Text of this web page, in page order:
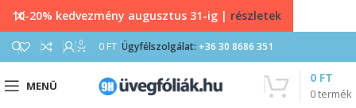
0 0 FT Ügyfélszolgálat: +36 30 8686 351
MENÜ
0termék
0 FT
10-20% kedvezmény augusztus 31-ig | részletek